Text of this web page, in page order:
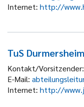
Internet: http://
TuS
Kontakt/Vorsitzender:
E-Mail:
Internet: http://